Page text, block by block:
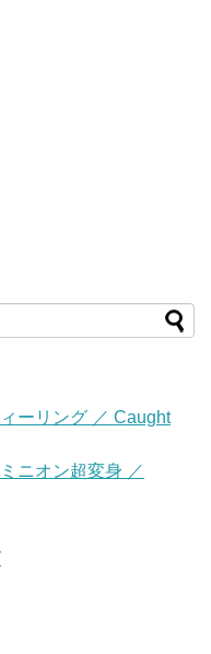
ーリング ／ Caught
ニオン超変身 ／